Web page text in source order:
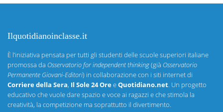
Ilquotidianoinclasse.it
È l’iniziativa pensata per tutti gli studenti delle scuole superiori italiane
promossa da Osservatorio for independent thinking(già Osservatorio
Permanente Giovani-Editori) in collaborazione con i siti internet di
Corriere della Sera, Il Sole 24 OreeQuotidiano.net. Un progetto
educativo che vuole dare spazio e voce ai ragazzi e che stimola la
creatività, la competizione ma soprattutto il divertimento.